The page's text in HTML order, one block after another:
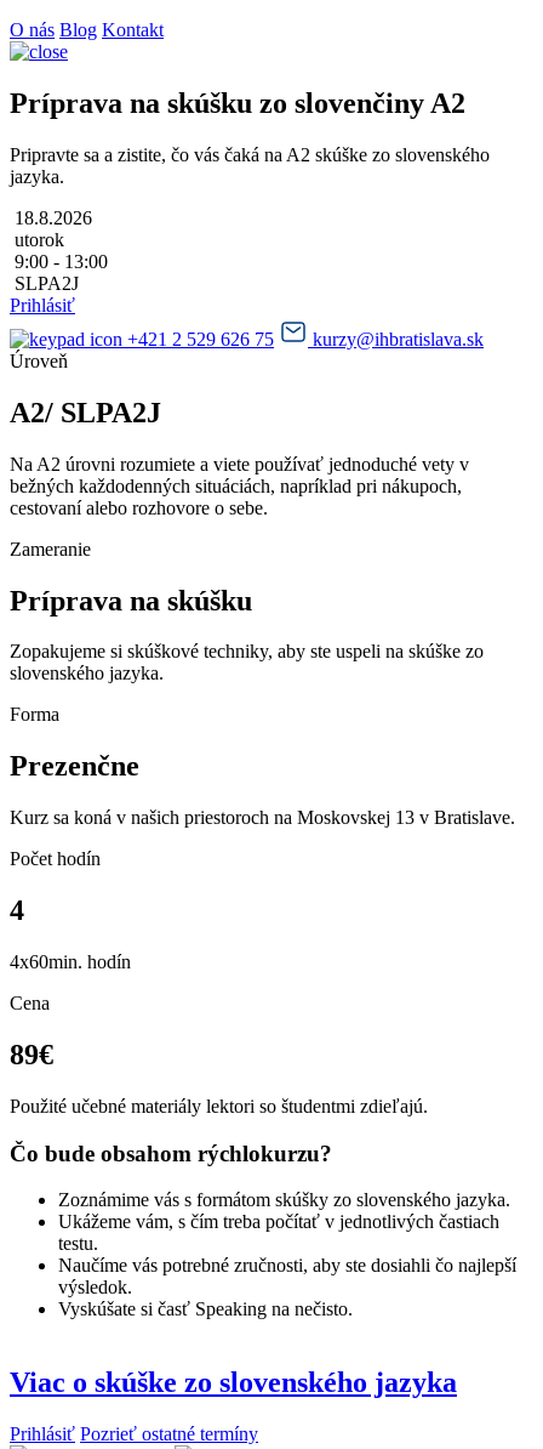
O nás Blog Kontakt
Príprava na skúšku zo slovenčiny A2
Pripravte sa a zistite, čo vás čaká na A2 skúške zo slovenského
jazyka.
18.8.2026
utorok
9:00 - 13:00
SLPA2J
Prihlásiť
+421 2 529 626 75
kurzy@ihbratislava.sk
Úroveň
A2/ SLPA2J
Na A2 úrovni rozumiete a viete používať jednoduché vety v
bežných každodenných situáciách, napríklad pri nákupoch,
cestovaní alebo rozhovore o sebe.
Zameranie
Príprava na skúšku
Zopakujeme si skúškové techniky, aby ste uspeli na skúške zo
slovenského jazyka.
Forma
Prezenčne
Kurz sa koná v našich priestoroch na Moskovskej 13 v Bratislave.
Počet hodín
4
4x60min. hodín
Cena
89€
Použité učebné materiály lektori so študentmi zdieľajú.
Čo bude obsahom rýchlokurzu?
Zoznámime vás s formátom skúšky zo slovenského jazyka.
Ukážeme vám, s čím treba počítať v jednotlivých častiach
testu.
Naučíme vás potrebné zručnosti, aby ste dosiahli čo najlepší
výsledok.
Vyskúšate si časť Speaking na nečisto.
Viac o skúške zo slovenského jazyka
Prihlásiť Pozrieť ostatné termíny